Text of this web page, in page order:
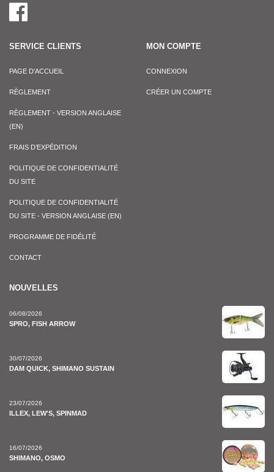
SERVICE CLIENTS
PAGE D'ACCUEIL
RÈGLEMENT
RÈGLEMENT - VERSION ANGLAISE
(EN)
FRAIS D’EXPÉDITION
POLITIQUE DE CONFIDENTIALITÉ
DU SITE
POLITIQUE DE CONFIDENTIALITÉ
DU SITE - VERSION ANGLAISE (EN)
PROGRAMME DE FIDÉLITÉ
CONTACT
MON COMPTE
CONNEXION
CRÉER UN COMPTE
NOUVELLES
06/08/2026
SPRO, FISH ARROW
30/07/2026
DAM QUICK, SHIMANO SUSTAIN
23/07/2026
ILLEX, LEW'S, SPINMAD
16/07/2026
SHIMANO, OSMO